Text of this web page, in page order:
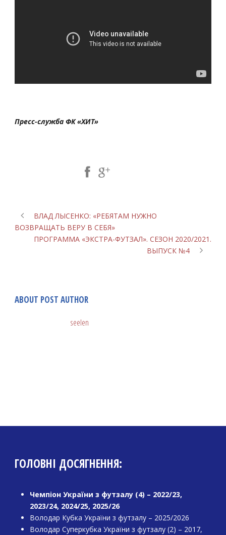
Пресс-служба ФК «ХИТ»
ВЛАД ЛЫСЕНКО: «РЕБЯТАМ НУЖНО
ВОЗВРАЩАТЬ ВЕРУ В СЕБЯ»
ПРОГРАММА «ЭКСТРА-ФУТЗАЛ». СЕЗОН 2020/2021.
ВЫПУСК №4
ABOUT POST AUTHOR
seelen
ГОЛОВНІ ДОСЯГНЕННЯ:
Чемпіон України з футзалу (4) – 2022/23,
2023/24, 2024/25, 2025/26
Володар Кубка України з футзалу – 2025/2026
Володар Суперкубка України з футзалу (2) – 2017,